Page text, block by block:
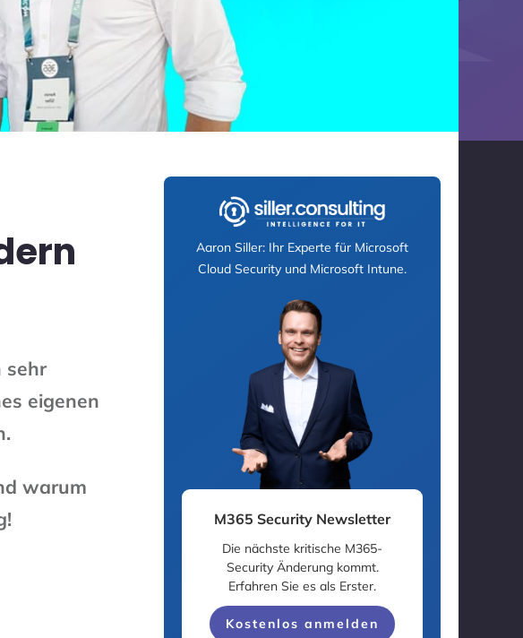
sehr
eigenen
warum
Aaron Siller: Ihr Experte für Microsoft
Cloud Security und Microsoft Intune.
M365 Security Newsletter
Die nächste kritische M365-
Security Änderung kommt.
Erfahren Sie es als Erster.
Kostenlos anmelden